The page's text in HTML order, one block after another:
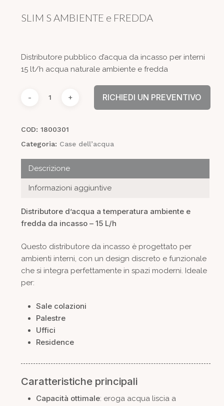
SLIM S AMBIENTE e FREDDA
Distributore pubblico d’acqua da incasso per interni
15 lt/h acqua naturale ambiente e fredda
RICHIEDI UN PREVENTIVO
COD: 1800301
Categoria: Case dell’acqua
Descrizione
Informazioni aggiuntive
Distributore d’acqua a temperatura ambiente e
fredda da incasso – 15 L/h
Questo distributore da incasso è progettato per
ambienti interni, con un design discreto e funzionale
che si integra perfettamente in spazi moderni. Ideale
per:
Sale colazioni
Palestre
Uffici
Residence
Caratteristiche principali
Capacità ottimale: eroga acqua liscia a